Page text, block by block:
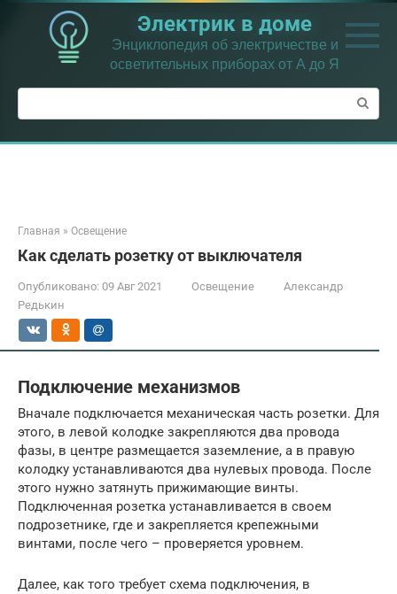
Перейти
контенту
Электрик в доме
Энциклопедия об электричестве и
осветительных приборах от А до Я
Поиск:
Главная » Освещение
Как сделать розетку от выключателя
Опубликовано: 09 Авг 2021 Освещение
Александр
Редькин
Подключение механизмов
Вначале подключается механическая часть розетки. Для
этого, в левой колодке закрепляются два провода
фазы, в центре размещается заземление, а в правую
колодку устанавливаются два нулевых провода. После
этого нужно затянуть прижимающие винты.
Подключенная розетка устанавливается в своем
подрозетнике, где и закрепляется крепежными
винтами, после чего – проверяется уровнем.
Далее, как того требует схема подключения, в